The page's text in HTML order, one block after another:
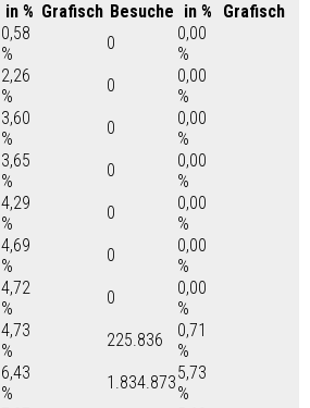
in % Grafisch Besuche in %
Grafisch
0,58
%
0
0,00
%
2,26
%
0
0,00
%
3,60
%
0
0,00
%
3,65
%
0
0,00
%
4,29
%
0
0,00
%
4,69
%
0
0,00
%
4,72
%
0
0,00
%
4,73
%
225.836
0,71
%
6,43
%
1.834.8735,73
%